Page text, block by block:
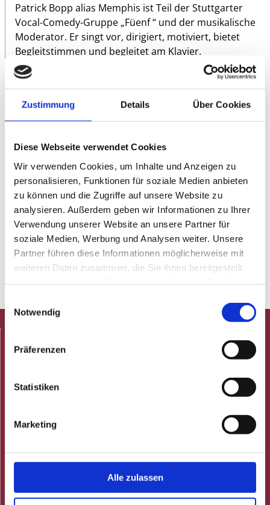
Zustimmung Details Über Cookies
Diese Webseite verwendet Cookies
Wir verwenden Cookies, um Inhalte und Anzeigen zu
personalisieren, Funktionen für soziale Medien anbieten
zu können und die Zugriffe auf unsere Website zu
analysieren. Außerdem geben wir Informationen zu Ihrer
Verwendung unserer Website an unsere Partner für
soziale Medien, Werbung und Analysen weiter. Unsere
Partner führen diese Informationen möglicherweise mit
weiteren Daten zusammen, die Sie ihnen bereitgestellt
Notwendig
Präferenzen
Statistiken
Marketing
Alle zulassen
Patrick Bopp alias Memphis ist Teil der Stuttgarter
Vocal-Comedy-Gruppe „Füenf “ und der musikalische
Moderator. Er singt vor, dirigiert, motiviert, bietet
Begleitstimmen und begleitet am Klavier.
Es freut uns, dass die Septemberausgabe von „Aus
voller Kehle für die Seele“ wieder in Zusammenarbeit
mit der Evangelischen Kirchengemeinde Stuttgart-
West in der Johanneskirche am Feuersee stattfinden
Spielplan
Programmheft (pdf)
Gastronomie
Feiern
Tisch reservieren